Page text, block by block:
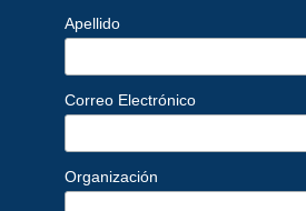
Apellido
Correo Electrónico
Organización